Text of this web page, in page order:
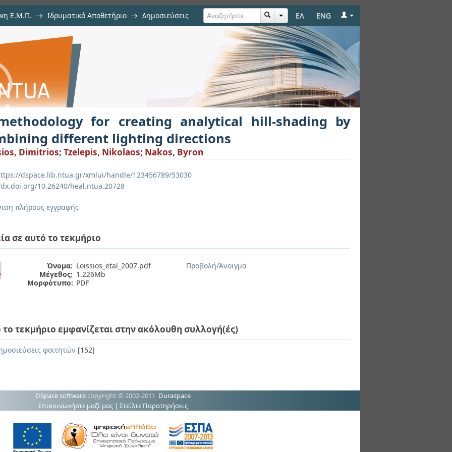
ΕΛ ENG
Ε.Μ.Π. → Ιδρυματικό Αποθετήριο → Δημοσιεύσεις
analytical hill-shading by combining different
for creating analytical hill-shading by
different lighting directions
Dimitrios; Tzelepis, Nikolaos; Nakos, Byron
dspace.lib.ntua.gr/xmlui/handle/123456789/53030
10.26240/heal.ntua.20728
πλήρους εγγραφής
σε αυτό το τεκμήριο
Όνομα: Loissios_etal_2007.pdf
Μέγεθος: 1.226Mb
Μορφότυπο: PDF
Προβολή/Άνοιγμα
το τεκμήριο εμφανίζεται στην ακόλουθη συλλογή(ές)
φοιτητών [152]
DSpace software copyright © 2002-2011 Duraspace
Επικοινωνήστε μαζί μας | Στείλτε Παρατηρήσεις